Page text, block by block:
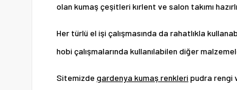
olan kumaş çeşitleri kırlent ve salon takımı
Her türlü el işi çalışmasında da rahatlıkla
hobi çalışmalarında kullanılabilen diğer
Sitemizde gardenya kumaş renkleripudra rengi